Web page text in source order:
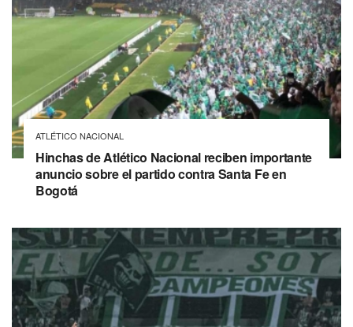
ATLÉTICO NACIONAL
Hinchas de Atlético Nacional reciben importante
anuncio sobre el partido contra Santa Fe en
Bogotá